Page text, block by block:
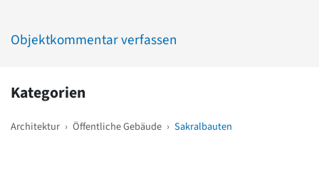
Objektkommentar verfassen
Kategorien
Architektur › Öffentliche Gebäude › Sakralbauten